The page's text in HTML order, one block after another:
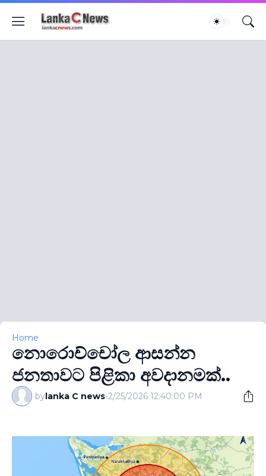
Home
නොරොච්චෝල ආසන්න
ජනතාවට පිළිකා අවදානමක්..
bylanka C news-2/25/2026 12:40:00 PM